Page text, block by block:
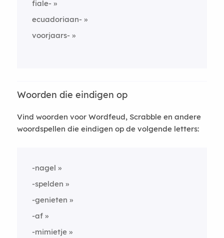
fiale-
ecuadoriaan-
voorjaars-
Woorden die eindigen op
Vind woorden voor Wordfeud, Scrabble en andere
woordspellen die eindigen op de volgende letters:
-nagel
-spelden
-genieten
-af
-mimietje